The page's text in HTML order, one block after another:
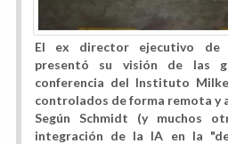
El ex director ejecutivo de
presentó su visión de las
conferencia del Instituto
controlados de forma remota y
Según Schmidt (y muchos
integración de la IA en la